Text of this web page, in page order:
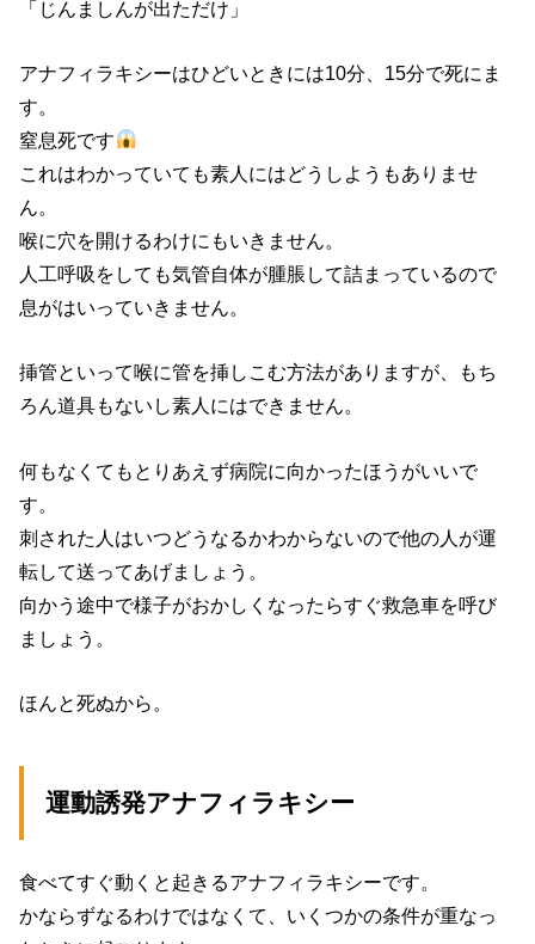
「じんましんが出ただけ」
アナフィラキシーはひどいときには10分、15分で死にま
す。
窒息死です
これはわかっていても素人にはどうしようもありませ
ん。
喉に穴を開けるわけにもいきません。
人工呼吸をしても気管自体が腫脹して詰まっているので
息がはいっていきません。
挿管といって喉に管を挿しこむ方法がありますが、もち
ろん道具もないし素人にはできません。
何もなくてもとりあえず病院に向かったほうがいいで
す。
刺された人はいつどうなるかわからないので他の人が運
転して送ってあげましょう。
向かう途中で様子がおかしくなったらすぐ救急車を呼び
ましょう。
ほんと死ぬから。
運動誘発アナフィラキシー
食べてすぐ動くと起きるアナフィラキシーです。
かならずなるわけではなくて、いくつかの条件が重なっ